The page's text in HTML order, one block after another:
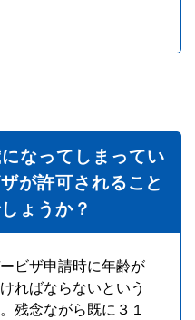
なってしまってい
が許可されること
ょうか？
ビザ申請時に年齢が
ればならないという
残念ながら既に３１